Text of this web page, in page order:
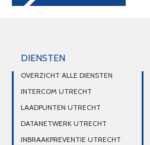
DIENSTEN
OVERZICHT ALLE DIENSTEN
INTERCOM UTRECHT
LAADPUNTEN UTRECHT
DATANETWERK UTRECHT
INBRAAKPREVENTIE UTRECHT